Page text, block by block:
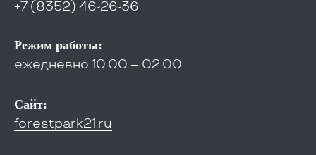
+7 (8352) 46-26-36
Режим работы:
ежедневно 10.00 – 02.00
Сайт:
forestpark21.ru